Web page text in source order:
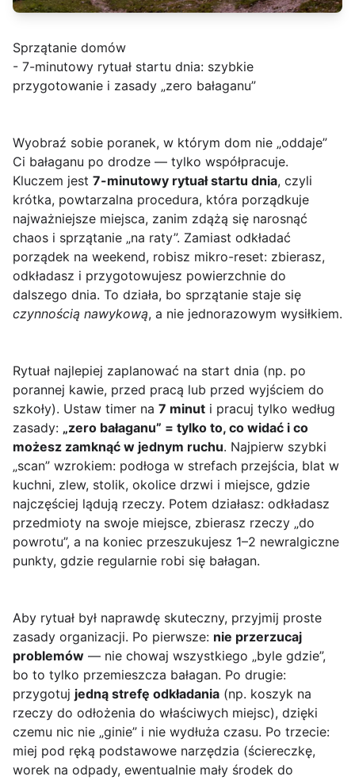
Sprzątanie domów
- 7-minutowy rytuał startu dnia: szybkie
przygotowanie i zasady „zero bałaganu”
Wyobraź sobie poranek, w którym dom nie „oddaje”
Ci bałaganu po drodze — tylko współpracuje.
Kluczem jest 7-minutowy rytuał startu dnia, czyli
krótka, powtarzalna procedura, która porządkuje
najważniejsze miejsca, zanim zdążą się narosnąć
chaos i sprzątanie „na raty”. Zamiast odkładać
porządek na weekend, robisz mikro-reset: zbierasz,
odkładasz i przygotowujesz powierzchnie do
dalszego dnia. To działa, bo sprzątanie staje się
czynnością nawykową, a nie jednorazowym wysiłkiem.
Rytuał najlepiej zaplanować na start dnia (np. po
porannej kawie, przed pracą lub przed wyjściem do
szkoły). Ustaw timer na 7 minut i pracuj tylko według
zasady: „zero bałaganu” = tylko to, co widać i co
możesz zamknąć w jednym ruchu. Najpierw szybki
„scan” wzrokiem: podłoga w strefach przejścia, blat w
kuchni, zlew, stolik, okolice drzwi i miejsce, gdzie
najczęściej lądują rzeczy. Potem działasz: odkładasz
przedmioty na swoje miejsce, zbierasz rzeczy „do
powrotu”, a na koniec przeszukujesz 1–2 newralgiczne
punkty, gdzie regularnie robi się bałagan.
Aby rytuał był naprawdę skuteczny, przyjmij proste
zasady organizacji. Po pierwsze: nie przerzucaj
problemów — nie chowaj wszystkiego „byle gdzie”,
bo to tylko przemieszcza bałagan. Po drugie:
przygotuj jedną strefę odkładania (np. koszyk na
rzeczy do odłożenia do właściwych miejsc), dzięki
czemu nic nie „ginie” i nie wydłuża czasu. Po trzecie:
miej pod ręką podstawowe narzędzia (ściereczkę,
worek na odpady, ewentualnie mały środek do